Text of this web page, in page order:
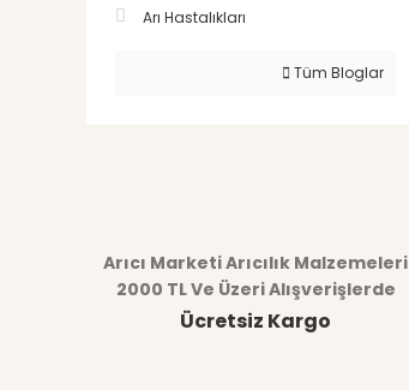
Arı Hastalıkları
Tüm Bloglar
Arıcı Marketi Arıcılık Malzemeleri
2000 TL Ve Üzeri Alışverişlerde
Ücretsiz Kargo